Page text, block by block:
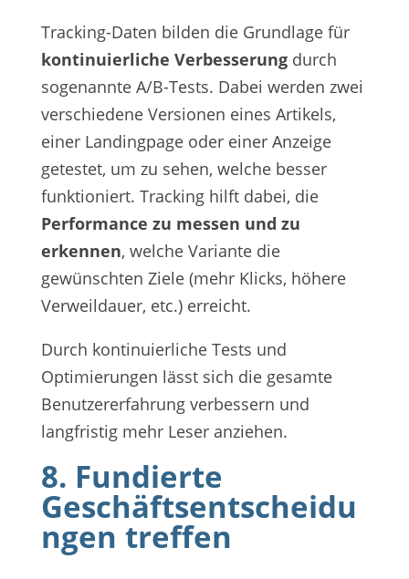
Tracking-Daten bilden die Grundlage für
kontinuierliche Verbesserungdurch
sogenannte A/B-Tests. Dabei werden zwei
verschiedene Versionen eines Artikels,
einer Landingpage oder einer Anzeige
getestet, um zu sehen, welche besser
funktioniert. Tracking hilft dabei, die
Performance zu messen und zu
erkennen, welche Variante die
gewünschten Ziele (mehr Klicks, höhere
Verweildauer, etc.) erreicht.
Durch kontinuierliche Tests und
Optimierungen lässt sich die gesamte
Benutzererfahrung verbessern und
langfristig mehr Leser anziehen.
8. Fundierte
Geschäftsentscheidu
ngen treffen